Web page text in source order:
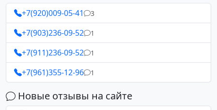
+7(920)009-05-41 3
+7(903)236-09-52 1
+7(911)236-09-52 1
+7(961)355-12-96 1
Новые отзывы на сайте